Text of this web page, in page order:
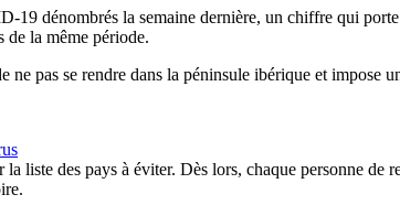
19 dénombrés la semaine dernière, un chiffre qui
la même période.
pas se rendre dans la péninsule ibérique et impose
liste des pays à éviter. Dès lors, chaque personne de